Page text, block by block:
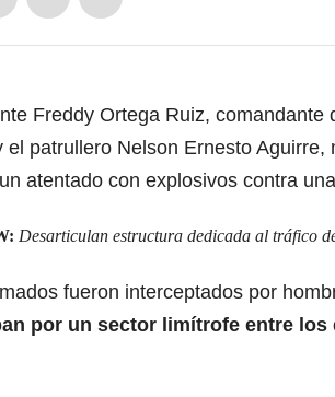
Freddy Ortega Ruiz, comandante
el patrullero Nelson Ernesto
atentado con explosivos contra
Desarticulan estructura dedicada al tráfico
fueron interceptados por
por un sector limítrofe entre los